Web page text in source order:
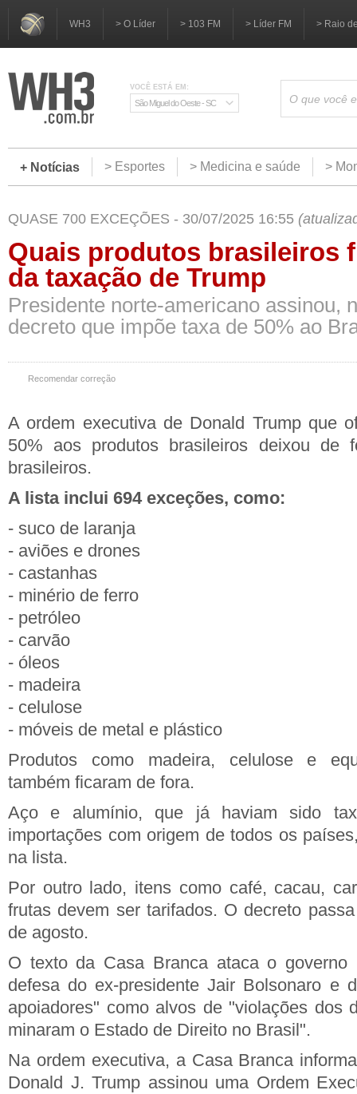
WH3 > O Líder > 103 FM > Líder FM > Raio
VOCÊ ESTÁ EM:
São Miguel do Oeste - SC
+ Notícias > Esportes > Medicina e saúde >
QUASE 700 EXCEÇÕES - 30/07/2025 16:55
Quais produtos brasileiros
da taxação de Trump
Presidente norte-americano assinou,
decreto que impõe taxa de 50% ao
Recomendar correção
A ordem executiva de Donald Trump que
50% aos produtos brasileiros deixou de
brasileiros.
A lista inclui 694 exceções, como:
- suco de laranja
- aviões e drones
- castanhas
- minério de ferro
- petróleo
- carvão
- óleos
- madeira
- celulose
- móveis de metal e plástico
Produtos como madeira, celulose e
também ficaram de fora.
Aço e alumínio, que já haviam sido
importações com origem de todos os
na lista.
Por outro lado, itens como café, cacau,
frutas devem ser tarifados. O decreto
de agosto.
O texto da Casa Branca ataca o governo
defesa do ex-presidente Jair Bolsonaro e
apoiadores" como alvos de "violações dos
minaram o Estado de Direito no Brasil".
Na ordem executiva, a Casa Branca
Donald J. Trump assinou uma Ordem